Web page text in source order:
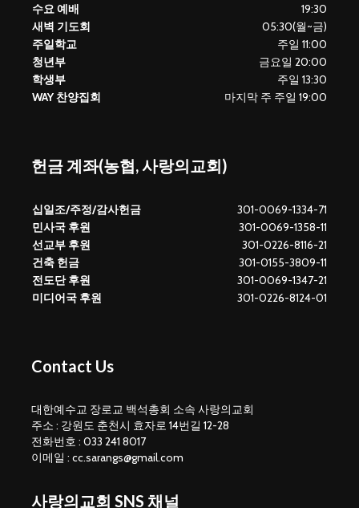
수요 예배
19:30
새벽 기도회
05:30(월~금)
주일학교
주일 11:00
청년부
금요일 20:00
학생부
주일 13:30
WAY 찬양집회
마지막 주 주일 19:00
헌금 계좌(농협, 사랑의교회)
십일조/주정/감사헌금
301-0069-1334-71
민사국 후원
301-0069-1358-11
선교부 후원
301-0226-8116-21
건축 헌금
301-0155-3809-11
전도단 후원
301-0069-1347-21
미디어국 후원
301-0226-8124-01
Contact Us
대한예수교 장로교 백석총회 소속 사랑의교회
주소 : 강원도 춘천시 효자로 14번길 12-28
전화번호 : 033 241 8017
이메일 : cc.sarangs@gmail.com
사랑의교회 SNS 채널